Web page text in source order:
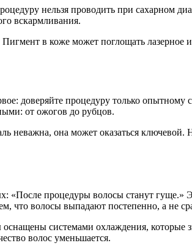
нельзя проводить при сахарном
вскармливания.
в коже может поглощать лазерное
доверяйте процедуру только
от ожогов до рубцов.
неважна, она может оказаться
«После процедуры волосы станут гуще.»
что волосы выпадают постепенно, а не
системами охлаждения, которые
волос уменьшается.